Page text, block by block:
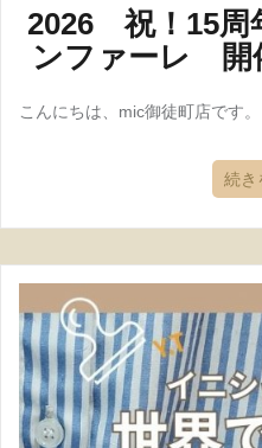
2026 祝！15周
ンファーレ 開
こんにちは、mic御徒町店です
続き